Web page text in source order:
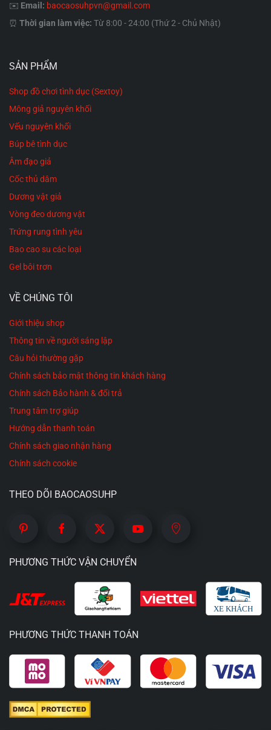
An toàn tuyệt đối (Body-safe):
chứa Phthalate (chất làm dẻo nhựa có hại),
ngay cả khi tiếp xúc với niêm mạc vùng kín nhạy
Khả năng chịu nhiệt siêu việt:
thể chịu được nhiệt độ lên tới hơn 200°C mà
triệt để.
2. SO SÁNH THỰC TẾ GIỮA SILICONE VÀ
TPE/TPR
Rất nhiều khách hàng nhầm lẫn giữa hai chất liệu này.
nghiệm thực tế:
Về độ mềm mại và lực siết:
kỳ mềm, lún sâu giống mô mỡ tự nhiên nhưng
lại mang cảm giác khá trơn tuột. Trong khi đó,
Silicone có kết cấu chắc chắn và cứng cáp hơn,
độ đàn hồi nảy (búng) rất tốt. Nhờ form dáng ổn
định, Silicone mang lại lực siết cực kỳ chặt và
Về khâu vệ sinh và bảo dưỡng:
đòi hỏi phải thấm thật khô và rắc phấn rôm sau
nhàn nhã hơn rất nhiều, chỉ cần rửa xong, lau
dưỡng.
Về tuổi thọ sản phẩm:
Các sản phẩm TPE
thường chỉ có vòng đời từ vài tháng đến 1 năm
có thể đồng hành cùng bạn từ 3 đến 5 năm hoặc
lâu hơn nữa nếu được bảo quản đúng cách.
3. CÁC DẠNG THIẾT KẾ PHỔ BIẾN TRÊN THỊ
TRƯỜNG
✉️ Email: baocaosuhpvn@gmail.com
⏰ Thời gian làm việc: Từ 8:00 - 24:00 (Thứ 2 - Chủ Nhật)
SẢN PHẨM
Shop đồ chơi tình dục (Sextoy)
Mông giả nguyên khối
Vếu nguyên khối
Búp bê tình dục
Âm đạo giả
Cốc thủ dâm
Dương vật giả
Vòng đeo dương vật
Trứng rung tình yêu
Bao cao su các loại
Gel bôi trơn
VỀ CHÚNG TÔI
Giới thiệu shop
Thông tin về người sáng lập
Câu hỏi thường gặp
Chính sách bảo mật thông tin khách hàng
Chính sách Bảo hành & đổi trả
Trung tâm trợ giúp
Hướng dẫn thanh toán
Chính sách giao nhận hàng
Chính sách cookie
THEO DÕI BAOCAOSUHP
PHƯƠNG THỨC VẬN CHUYỂN
PHƯƠNG THỨC THANH TOÁN